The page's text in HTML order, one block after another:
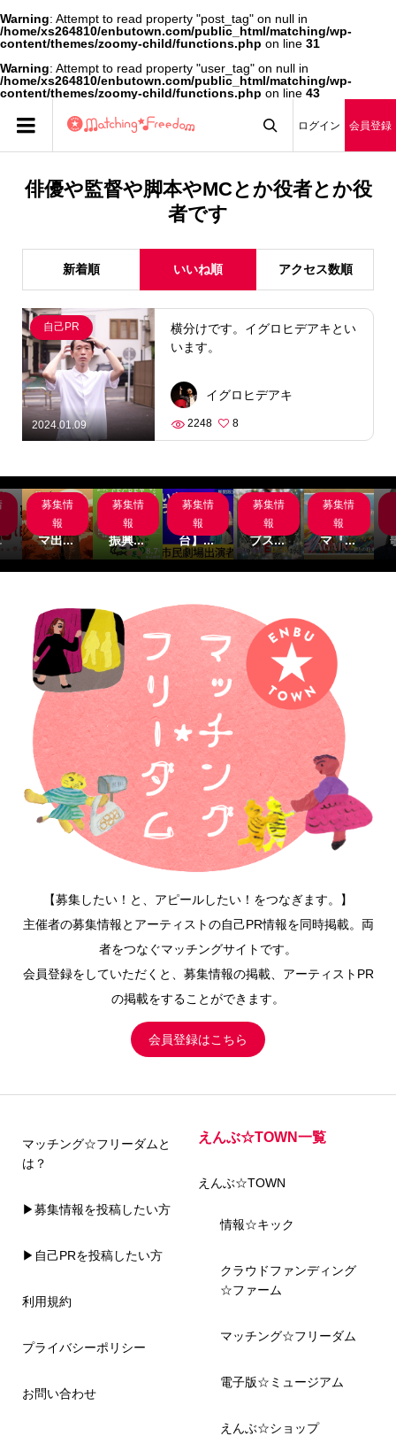
Warning: Attempt to read property "post_tag" on null in
/home/xs264810/enbutown.com/public_html/matching/wp-
content/themes/zoomy-child/functions.php on line 31
Warning: Attempt to read property "user_tag" on null in
/home/xs264810/enbutown.com/public_html/matching/wp-
content/themes/zoomy-child/functions.php on line 43

ログイン 会員登録
俳優や監督や脚本やMCとか役者とか役
者です
新着順 いいね順 アクセス数順
2024.01.09
自己PR
横分けです。イグロヒデアキとい
います。
イグロヒデアキ
2248 8
募集情
報
サブス
クシネ
マ出...
募集情
報
名古屋
市文化
振興...
募集情
報
【関
西/舞
台】...
募集情
報
主演募
集‼サ
ブス...
募集情
報
サブス
クシネ
マ『...
【募集したい！と、アピールしたい！をつなぎます。】
主催者の募集情報とアーティストの自己PR情報を同時掲載。両
者をつなぐマッチングサイトです。
会員登録をしていただくと、募集情報の掲載、アーティストPR
の掲載をすることができます。
会員登録はこちら
マッチング☆フリーダムと
は？
▶募集情報を投稿したい方
▶自己PRを投稿したい方
利用規約
プライバシーポリシー
お問い合わせ
えんぶ☆TOWN一覧
えんぶ☆TOWN
情報☆キック
クラウドファンディング
☆ファーム
マッチング☆フリーダム
電子版☆ミュージアム
えんぶ☆ショップ